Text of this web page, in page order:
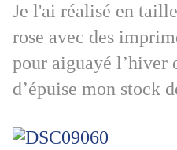
Je l'ai réalisé en
rose avec des
pour aiguayé l’hiver
d’épuise mon stock